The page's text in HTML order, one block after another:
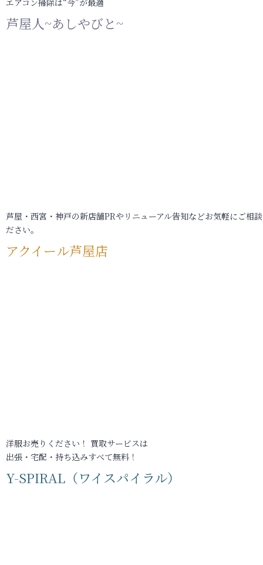
エアコン掃除は“今”が最適
芦屋人~あしやびと~
芦屋・西宮・神戸の新店舗PRやリニューアル告知などお気軽にご相
ださい。
アクイール芦屋店
洋服お売りください！ 買取サービスは
出張・宅配・持ち込みすべて無料！
Y-SPIRAL（ワイスパイラル）